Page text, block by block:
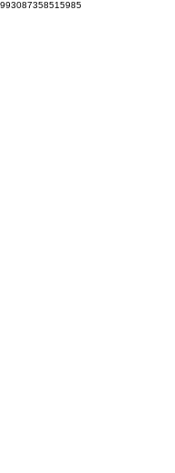
993087358515985